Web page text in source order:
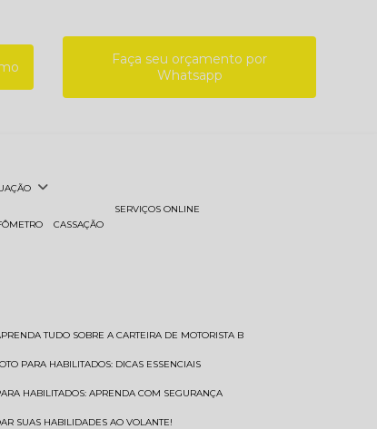
Faça seu orçamento por
Whatsapp
CASSAÇÃO
SERVIÇOS ONLINE
APRENDA TUDO SOBRE A CARTEIRA DE MOTORISTA B
PARA HABILITADOS: DICAS ESSENCIAIS
HABILITADOS: APRENDA COM SEGURANÇA
SUAS HABILIDADES AO VOLANTE!